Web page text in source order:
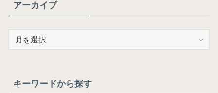
アーカイブ
ブキーワードから探す